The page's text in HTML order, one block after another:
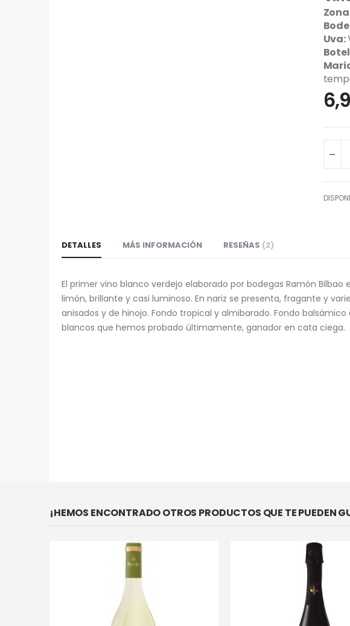
Uva:
DETALLES
El primer vino blanco verdejo elaborado por bodegas Ramón Bilbao
limón, brillante y casi luminoso. En nariz se presenta, fragante y
anisados y de hinojo. Fondo tropical y almibarado. Fondo
blancos que hemos probado últimamente, ganador en cata ciega.
MÁS INFORMACIÓN RESEÑAS 2
¡HEMOS ENCONTRADO OTROS PRODUCTOS QUE TE PUEDEN